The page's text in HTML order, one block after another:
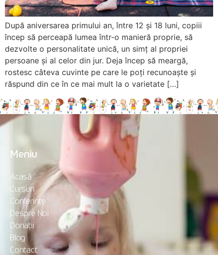
După aniversarea primului an, între 12 și 18 luni, copiii
încep să perceapă lumea într-o manieră proprie, să
dezvolte o personalitate unică, un simț al propriei
persoane și al celor din jur. Deja încep să meargă,
rostesc câteva cuvinte pe care le poți recunoaște și
răspund din ce în ce mai mult la o varietate […]
Meniu
Acasă
Cursuri
Conferințe
Despre Noi
Donații
Blog
Contact